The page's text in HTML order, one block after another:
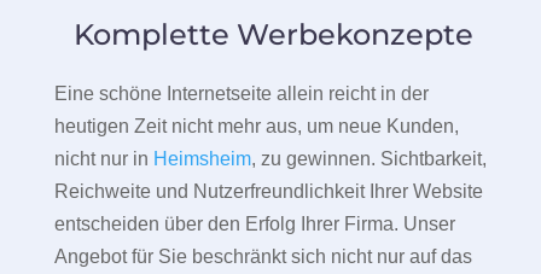
Komplette Werbekonzepte
Eine schöne Internetseite allein reicht in der
heutigen Zeit nicht mehr aus, um neue Kunden,
nicht nur in Heimsheim, zu gewinnen. Sichtbarkeit,
Reichweite und Nutzerfreundlichkeit Ihrer Website
entscheiden über den Erfolg Ihrer Firma. Unser
Angebot für Sie beschränkt sich nicht nur auf das